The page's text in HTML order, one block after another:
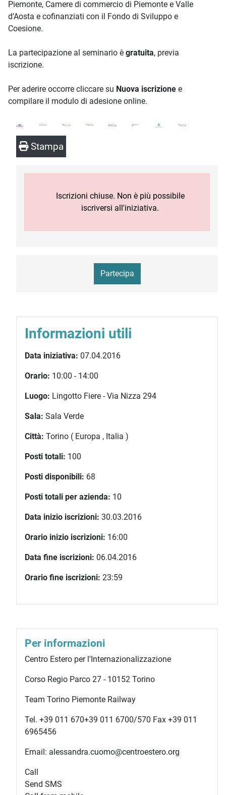
Piemonte, Camere di commercio di Piemonte e Valle
d’Aosta e cofinanziati con il Fondo di Sviluppo e
Coesione.
La partecipazione al seminario è gratuita, previa
iscrizione.
Per aderire occorre cliccare su Nuova iscrizione e
compilare il modulo di adesione online.
Stampa
Iscrizioni chiuse. Non è più possibile
iscriversi all'iniziativa.
Partecipa
Informazioni utili
Data iniziativa: 07.04.2016
Orario: 10:00 - 14:00
Luogo: Lingotto Fiere - Via Nizza 294
Sala: Sala Verde
Città: Torino ( Europa , Italia )
Posti totali: 100
Posti disponibili: 68
Posti totali per azienda: 10
Data inizio iscrizioni: 30.03.2016
Orario inizio iscrizioni: 16:00
Data fine iscrizioni: 06.04.2016
Orario fine iscrizioni: 23:59
Per informazioni
Centro Estero per l'Internazionalizzazione
Corso Regio Parco 27 - 10152 Torino
Team Torino Piemonte Railway
Tel. +39 011 670+39 011 6700/570 Fax +39 011
6965456
Email: alessandra.cuomo@centroestero.org
Call
Send SMS